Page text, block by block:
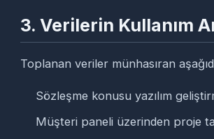
3. Verilerin Kullanım
Toplanan veriler münhasıran
Sözleşme konusu yazılım
Müşteri paneli üzerinden proje